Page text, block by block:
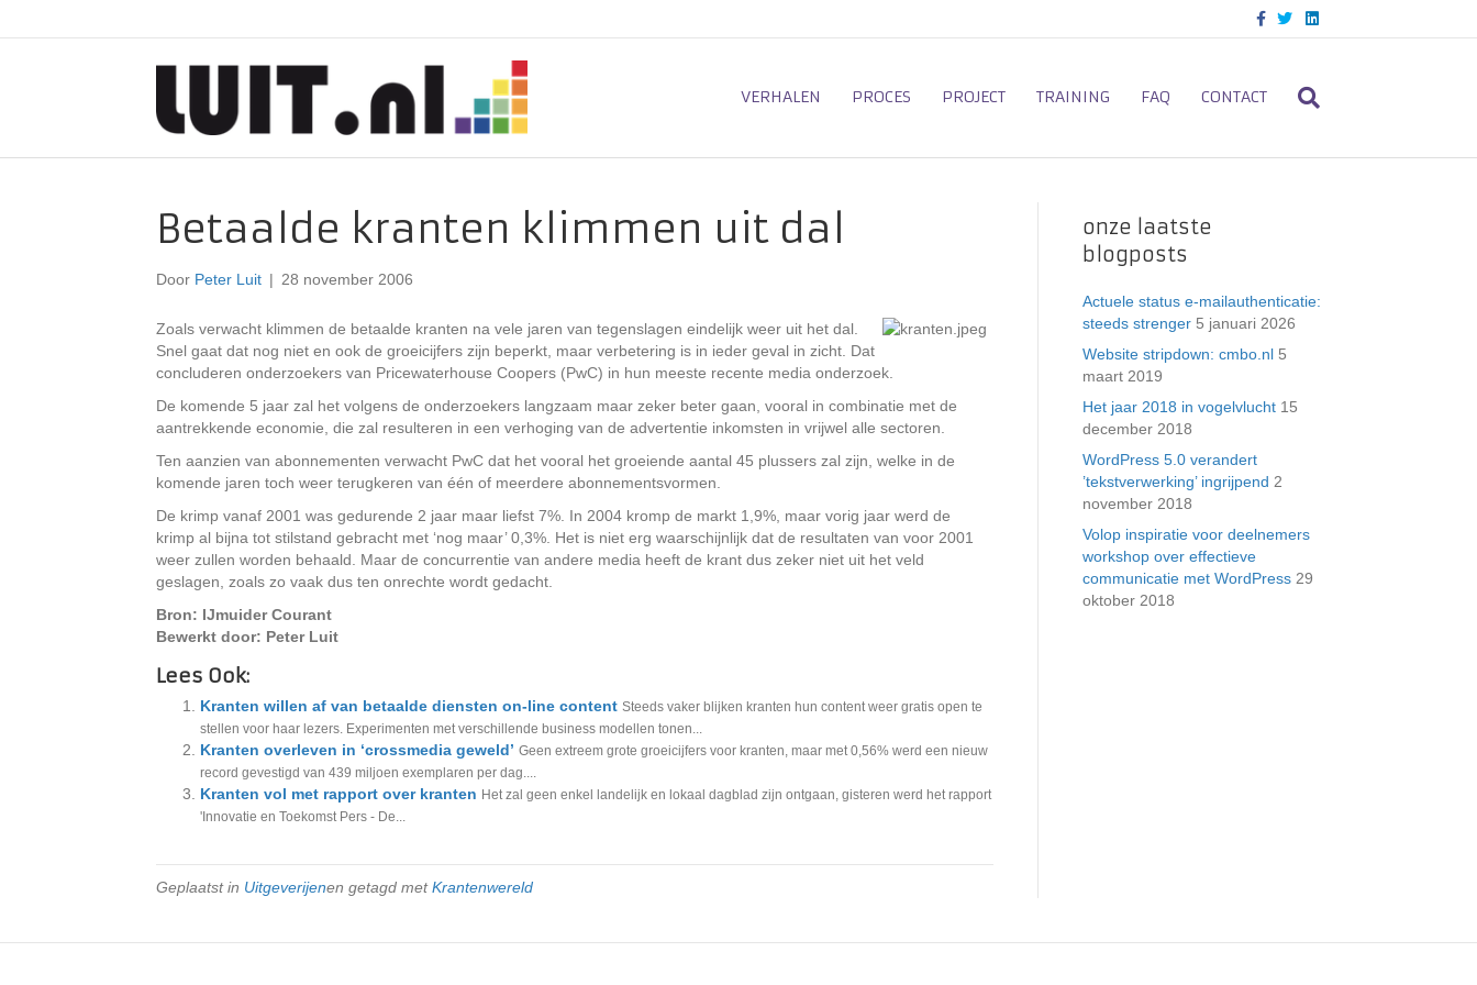
c
o
o
T
i
e
L
n
d
VERHALEN PROCES PROJECT TRAINING FAQ CONTACT
Betaalde kranten klimmen uit dal
Door Peter Luit | 28 november 2006
Zoals verwacht klimmen de betaalde kranten na vele jaren van tegenslagen eindelijk weer uit het dal.
Snel gaat dat nog niet en ook de groeicijfers zijn beperkt, maar verbetering is in ieder geval in zicht. Dat
concluderen onderzoekers van Pricewaterhouse Coopers (PwC) in hun meeste recente media onderzoek.
De komende 5 jaar zal het volgens de onderzoekers langzaam maar zeker beter gaan, vooral in combinatie met de
aantrekkende economie, die zal resulteren in een verhoging van de advertentie inkomsten in vrijwel alle sectoren.
Ten aanzien van abonnementen verwacht PwC dat het vooral het groeiende aantal 45 plussers zal zijn, welke in de
komende jaren toch weer terugkeren van één of meerdere abonnementsvormen.
De krimp vanaf 2001 was gedurende 2 jaar maar liefst 7%. In 2004 kromp de markt 1,9%, maar vorig jaar werd de
krimp al bijna tot stilstand gebracht met ‘nog maar’ 0,3%. Het is niet erg waarschijnlijk dat de resultaten van voor 2001
weer zullen worden behaald. Maar de concurrentie van andere media heeft de krant dus zeker niet uit het veld
geslagen, zoals zo vaak dus ten onrechte wordt gedacht.
Bron: IJmuider Courant
Bewerkt door: Peter Luit
Lees Ook:
Kranten willen af van betaalde diensten on-line content Steeds vaker blijken kranten hun content weer gratis open te
stellen voor haar lezers. Experimenten met verschillende business modellen tonen...
Kranten overleven in ‘crossmedia geweld’ Geen extreem grote groeicijfers voor kranten, maar met 0,56% werd een nieuw
record gevestigd van 439 miljoen exemplaren per dag....
Kranten vol met rapport over kranten Het zal geen enkel landelijk en lokaal dagblad zijn ontgaan, gisteren werd het rapport
'Innovatie en Toekomst Pers - De...
Geplaatst in Uitgeverijenen getagd metKrantenwereld
onze laatste
blogposts
Actuele status e-mailauthenticatie:
steeds strenger 5 januari 2026
Website stripdown: cmbo.nl 5
maart 2019
Het jaar 2018 in vogelvlucht 15
december 2018
WordPress 5.0 verandert
’tekstverwerking’ ingrijpend 2
november 2018
Volop inspiratie voor deelnemers
workshop over effectieve
communicatie met WordPress 29
oktober 2018